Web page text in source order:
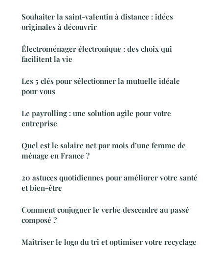
Souhaiter la saint-valentin à distance : idées
originales à découvrir
Électroménager électronique : des choix qui
facilitent la vie
Les 5 clés pour sélectionner la mutuelle idéale
pour vous
Le payrolling : une solution agile pour votre
entreprise
Quel est le salaire net par mois d’une femme de
ménage en France ?
20 astuces quotidiennes pour améliorer votre santé
et bien-être
Comment conjuguer le verbe descendre au passé
composé ?
Maîtriser le logo du tri et optimiser votre recyclage